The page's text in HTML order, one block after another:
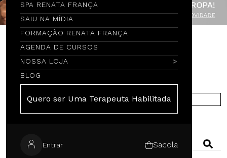
SPA RENATA FRANÇA
SAIU NA MÍDIA
FORMAÇÃO RENATA FRANÇA
AGENDA DE CURSOS
NOSSA LOJA
BLOG
Quero ser Uma Terapeuta Habilitada
Entrar Sacola
Encontre por Nome
COMPRE NA EUROPA